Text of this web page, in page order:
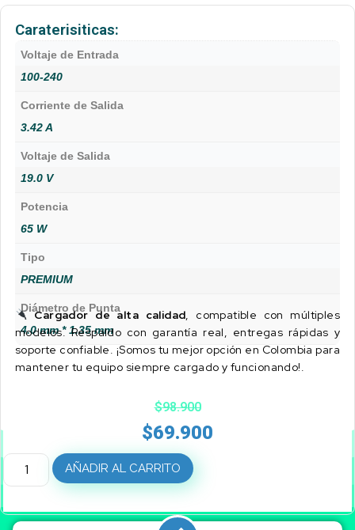
Caraterisiticas:
Voltaje de Entrada
100-240
Corriente de Salida
3.42 A
Voltaje de Salida
19.0 V
Potencia
65 W
Tipo
PREMIUM
Diámetro de Punta
4.0 mm * 1.35 mm
Cargador de alta calidad, compatible con múltiples
modelos. Respaldo con garantía real, entregas rápidas y
soporte confiable. ¡Somos tu mejor opción en Colombia para
mantener tu equipo siempre cargado y funcionando!.
$98.900
$69.900
AÑADIR AL CARRITO